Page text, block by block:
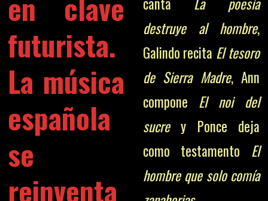
futurista.
La música
española
se
reinventa
destruye al hombre,
Galindo recita El tesoro
de Sierra Madre, Ann
compone El noi del
sucrey Ponce deja
como testamento El
hombre que solo comía